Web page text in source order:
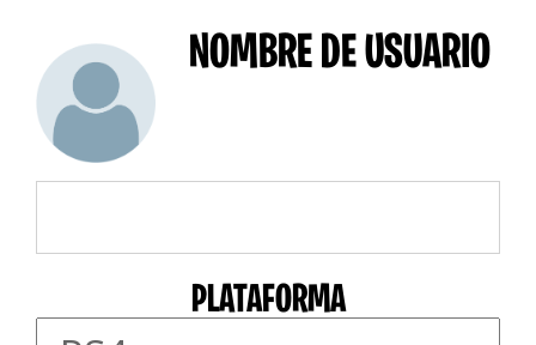
NOMBRE DE USUARIO
PLATAFORMA